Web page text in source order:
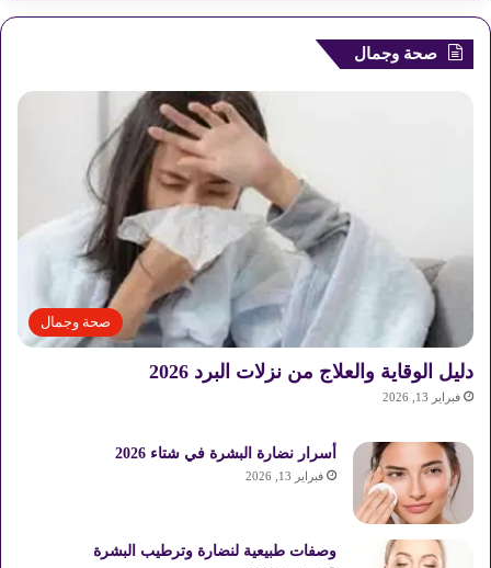
صحة وجمال
صحة وجمال
دليل الوقاية والعلاج من نزلات البرد 2026
فبراير 13, 2026
أسرار نضارة البشرة في شتاء 2026
فبراير 13, 2026
وصفات طبيعية لنضارة وترطيب البشرة